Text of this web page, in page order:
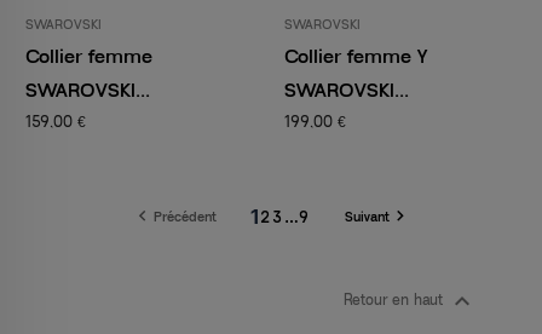
SWAROVSKI
Collier femme
SWAROVSKI...
159,00 €
SWAROVSKI
Collier femme Y
SWAROVSKI...
199,00 €
 Précédent 1 2 3 …9 Suivant
Retour en haut 